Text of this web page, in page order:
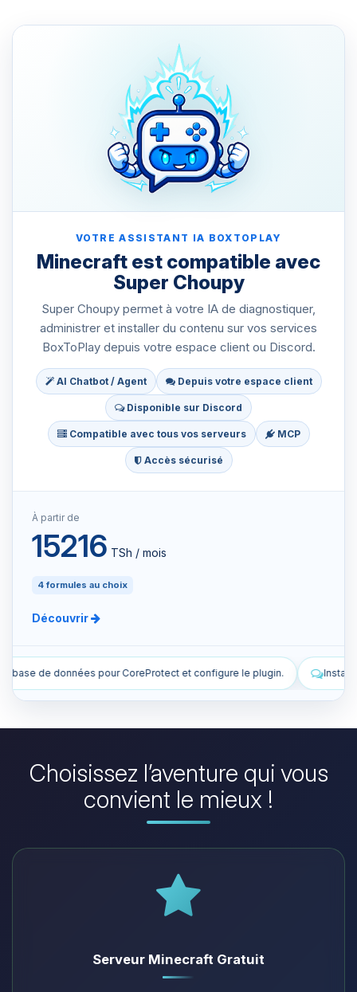
VOTRE ASSISTANT IA BOXTOPLAY
Minecraft est compatible avec
Super Choupy
Super Choupy permet à votre IA de diagnostiquer,
administrer et installer du contenu sur vos services
BoxToPlay depuis votre espace client ou Discord.
AI Chatbot / Agent Depuis votre espace client
Disponible sur Discord
Compatible avec tous vos serveurs MCP
Accès sécurisé
À partir de
15216 TSh / mois
4 formules au choix
Découvrir
configure le plugin. Installe des plugins pour améliorer mon
Choisissez l’aventure qui vous
convient le mieux !
Serveur Minecraft Gratuit